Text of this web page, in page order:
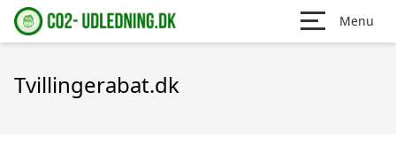
Menu
Tvillingerabat.dk